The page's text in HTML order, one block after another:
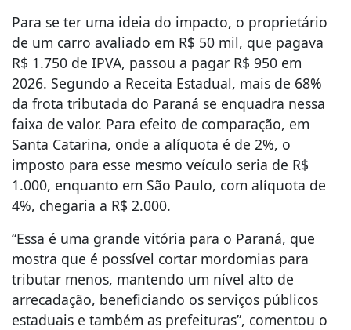
Para se ter uma ideia do impacto, o proprietário
de um carro avaliado em R$ 50 mil, que pagava
R$ 1.750 de IPVA, passou a pagar R$ 950 em
2026. Segundo a Receita Estadual, mais de 68%
da frota tributada do Paraná se enquadra nessa
faixa de valor. Para efeito de comparação, em
Santa Catarina, onde a alíquota é de 2%, o
imposto para esse mesmo veículo seria de R$
1.000, enquanto em São Paulo, com alíquota de
4%, chegaria a R$ 2.000.
“Essa é uma grande vitória para o Paraná, que
mostra que é possível cortar mordomias para
tributar menos, mantendo um nível alto de
arrecadação, beneficiando os serviços públicos
estaduais e também as prefeituras”, comentou o